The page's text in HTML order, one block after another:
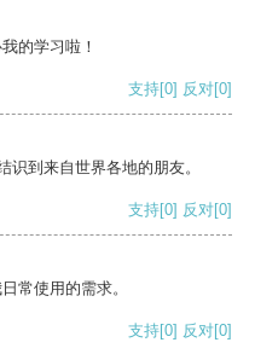
的学习啦！
支持[0] 反对[0]
到来自世界各地的朋友。
支持[0] 反对[0]
常使用的需求。
支持[0] 反对[0]